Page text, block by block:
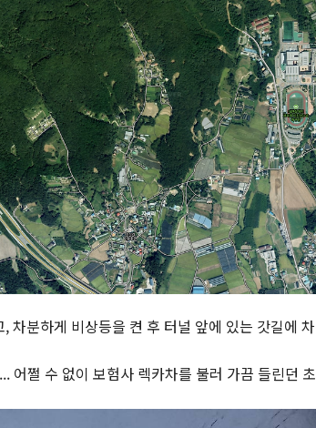
차분하게 비상등을 켠 후 터널 앞에 있는 갓길에 차
어쩔 수 없이 보험사 렉카차를 불러 가끔 들린던 초